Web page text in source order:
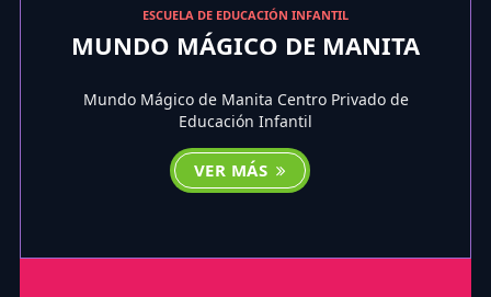
ESCUELA DE EDUCACIÓN INFANTIL
MUNDO MÁGICO DE MANITA
Mundo Mágico de Manita Centro Privado de
Educación Infantil
VER MÁS